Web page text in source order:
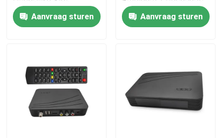
Thuis
VR-show
Over ons
Geavanceerde
VeiligheidAanvraag sturen
Decoder Hevc 256
Aanvraag sturen